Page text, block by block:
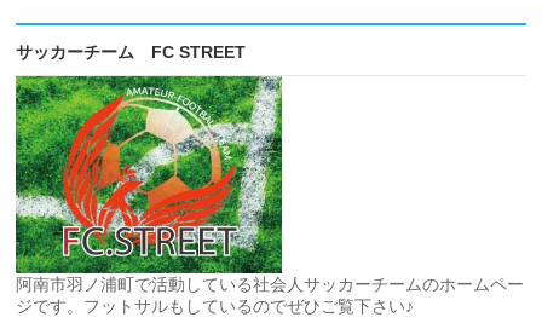
サッカーチーム FC STREET
阿南市羽ノ浦町で活動している社会人サッカーチームのホームペー
ジです。フットサルもしているのでぜひご覧下さい♪